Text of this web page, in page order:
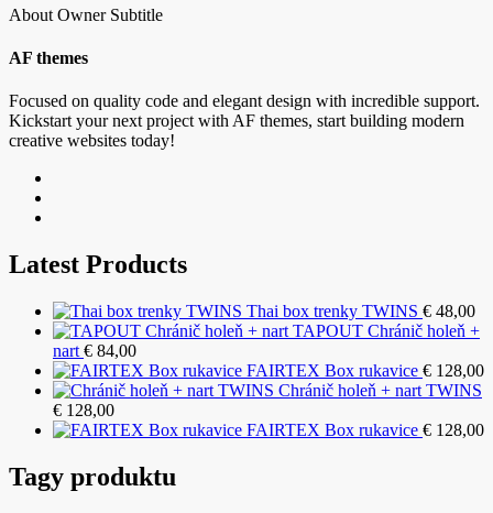
About Owner Subtitle
AF themes
Focused on quality code and elegant design with incredible support.
Kickstart your next project with AF themes, start building modern
creative websites today!
Latest Products
Thai box trenky TWINS € 48,00
TAPOUT Chránič holeň +
nart € 84,00
FAIRTEX Box rukavice € 128,00
Chránič holeň + nart TWINS
€ 128,00
FAIRTEX Box rukavice € 128,00
Tagy produktu